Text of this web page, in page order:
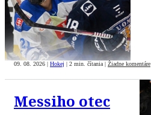
09. 08. 2026 | Hokej | 2 min. čítania | Žiadne komentáre
Messiho otec